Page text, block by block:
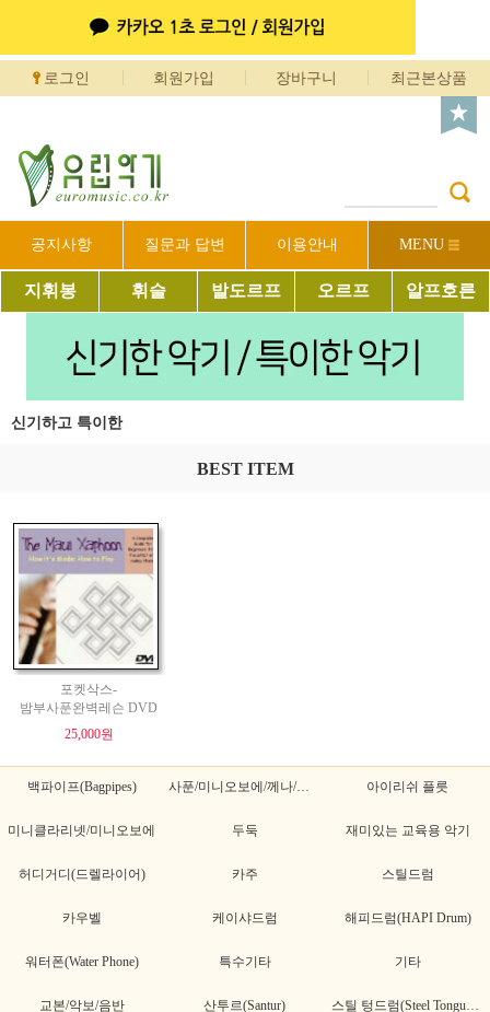
로그인 회원가입 장바구니 최근본상품
공지사항 질문과 답변 이용안내 MENU
지휘봉 휘슬 발도르프 오르프 알프호른
신기하고 특이한
BEST ITEM
포켓삭스-
밤부사푼완벽레슨 DVD
25,000원
백파이프(Bagpipes) 사푼/미니오보에/께나/께나초 아이리쉬 플릇
미니클라리넷/미니오보에 두둑 재미있는 교육용 악기
허디거디(드렐라이어) 카주 스틸드럼
카우벨 케이샤드럼 해피드럼(HAPI Drum)
워터폰(Water Phone) 특수기타 기타
교본/악보/음반 산투르(Santur)